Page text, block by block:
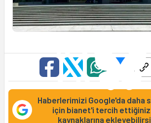
Haberlerimizi Google'da daha
için bianet'i tercih
kaynaklarına